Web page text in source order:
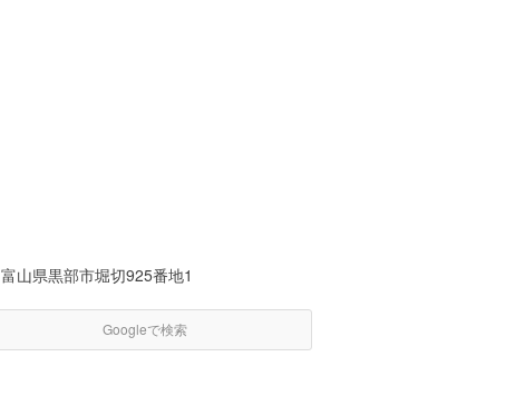
富山県黒部市堀切925番地1
Googleで検索